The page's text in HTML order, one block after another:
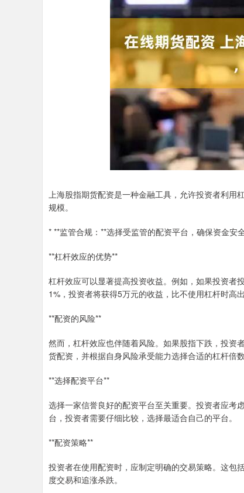
上海股指期货配资是一种金融工具，允许投资者利用
规模。
* **监管合规：**选择受监管的配资平台，确保资金安
**杠杆效应的优势**
杠杆效应可以显著提高投资收益。例如，如果投资者
1%，投资者将获得5万元的收益，比不使用杠杆时高出
**配资的风险**
然而，杠杆效应也伴随着风险。如果股指下跌，投资
货配资，并根据自身风险承受能力选择合适的杠杆倍数
**选择配资平台**
选择一家信誉良好的配资平台至关重要。投资者应考
台，投资者需要仔细比较，选择最适合自己的平台。
**配资策略**
投资者在使用配资时，应制定明确的交易策略。这包
度交易和追涨杀跌。